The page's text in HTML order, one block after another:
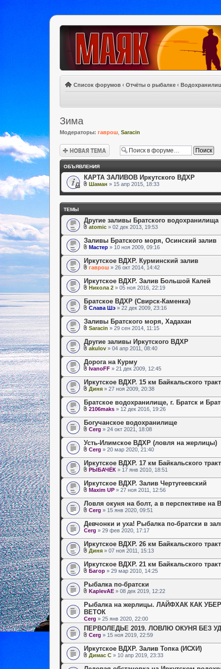
Список форумов ‹ Отчёты о рыбалке ‹
Зима
Модераторы: гаврош Saracin
Новая тема
ОБЪЯВЛЕНИЯ
КАРТА ЗАЛИВОВ Иркутского ВДХР
Шаман » 15 апр 2015, 18:33
ТЕМЫ
Другие заливы Братского водохранилища
atomic » 02 дек 2013, 19:53
Заливы Братского моря, Осинский залив
Мастер » 10 ноя 2009, 09:16
Иркутское ВДХР. Курминский залив
гаврош » 26 окт 2014, 14:42
Иркутское ВДХР. Залив Большой Калей
Никола 2 » 05 ноя 2016, 22:19
Братское ВДХР (Свирск-Каменка)
Слава Шэ » 22 дек 2009, 23:16
Заливы Братского моря, Хадахан
Saracin » 29 сен 2014, 11:15
Другие заливы Иркутского ВДХР
akulov » 04 апр 2011, 08:40
Дорога на Курму
IvanoFF » 21 дек 2009, 12:45
Иркутское ВДХР. 15 км Байкальского
Диня » 27 ноя 2009, 20:38
Братское водохранилище, г. Братск и
2106maks » 12 дек 2016, 19:26
Богучанское водохранилище
Cerg » 24 окт 2021, 18:08
Усть-Илимское ВДХР (ловля на жерлицы)
Cerg » 20 мар 2020, 21:40
Иркутское ВДХР. 17 км Байкальского
РЫБАЧЁК » 17 янв 2010, 18:51
Иркутское ВДХР. Залив Чертугеевский
Maxim UP » 27 ноя 2011, 12:56
Ловля окуня на болт, а в перспективе на
Cerg » 15 янв 2020, 09:51
Девчонки и уха! Рыбалка по-братски в
Cerg » 29 фев 2020, 17:17
Иркутское ВДХР. 26 км Байкальского
Диня » 07 ноя 2011, 15:13
Иркутское ВДХР. 21 км Байкальского
Багор » 29 мар 2010, 14:25
Рыбалка по-братски
KaplevAE » 08 дек 2019, 12:22
Рыбалка на жерлицы. ЛАЙФХАК КАК
ВЕТОК
Cerg » 25 янв 2020, 22:00
ПЕРВОЛЕДЬЕ 2019. ЛОВЛЮ ОКУНЯ БЕЗ
Cerg » 15 ноя 2019, 22:59
Иркутское ВДХР. Залив Топка (ИСХИ)
Димас С » 10 апр 2019, 23:33